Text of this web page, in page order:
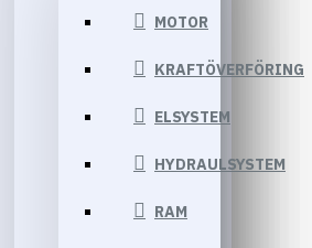
MOTOR
KRAFTÖVERFÖRING
ELSYSTEM
HYDRAULSYSTEM
RAM